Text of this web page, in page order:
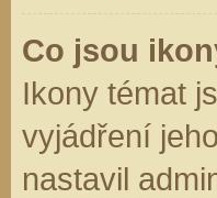
Co jsou
Ikony témat
vyjádření
nastavil